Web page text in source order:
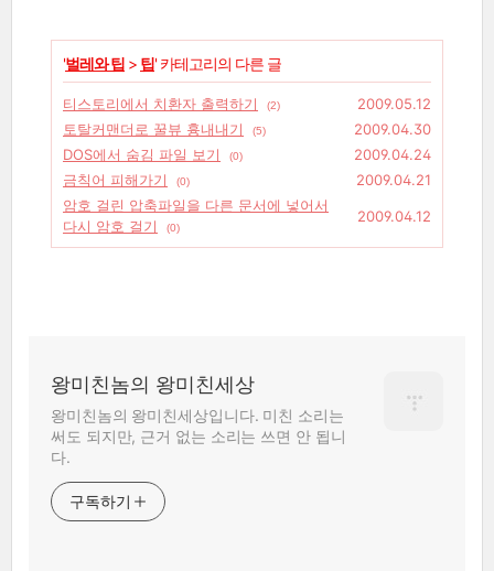
'벌레와 팁 > 팁' 카테고리의 다른 글
티스토리에서 치환자 출력하기 (2)
2009.05.12
토탈커맨더로 꿀뷰 흉내내기
(5)
2009.04.30
DOS에서 숨김 파일 보기
(0)
2009.04.24
금칙어 피해가기
(0)
2009.04.21
암호 걸린 압축파일을 다른 문서에 넣어서
다시 암호 걸기
(0)
2009.04.12
왕미친놈의 왕미친세상
왕미친놈의 왕미친세상입니다. 미친 소리는
써도 되지만, 근거 없는 소리는 쓰면 안 됩니
다.
구독하기